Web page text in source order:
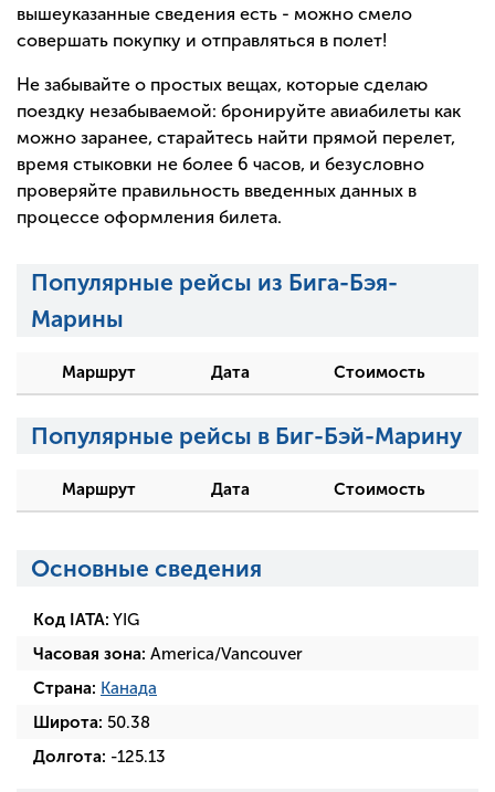
вышеуказанные сведения есть - можно смело
совершать покупку и отправляться в полет!
Не забывайте о простых вещах, которые сделаю
поездку незабываемой: бронируйте авиабилеты как
можно заранее, старайтесь найти прямой перелет,
время стыковки не более 6 часов, и безусловно
проверяйте правильность введенных данных в
процессе оформления билета.
Популярные рейсы из Бига-Бэя-
Марины
Маршрут Дата Стоимость
Популярные рейсы в Биг-Бэй-Марину
Маршрут Дата Стоимость
Основные сведения
Код IATA: YIG
Часовая зона: America/Vancouver
Страна: Канада
Широта: 50.38
Долгота: -125.13